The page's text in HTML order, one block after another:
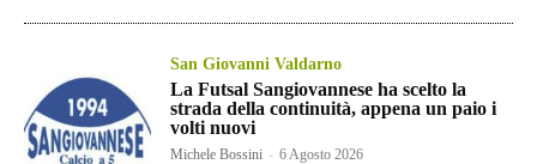
San Giovanni Valdarno
La Futsal Sangiovannese ha scelto la
strada della continuità, appena un paio i
volti nuovi
Michele Bossini - 6 Agosto 2026